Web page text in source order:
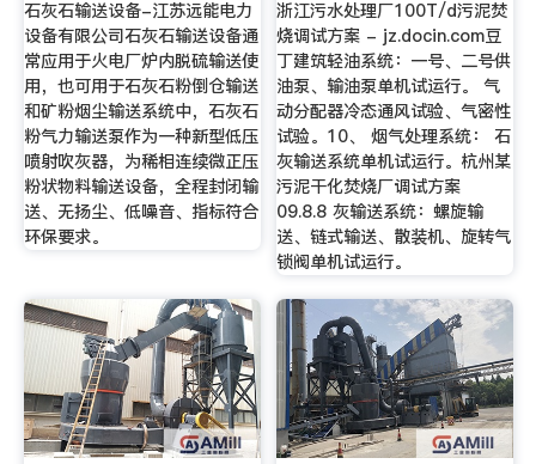
石灰石输送设备-江苏远能电力
设备有限公司石灰石输送设备通
常应用于火电厂炉内脱硫输送使
用，也可用于石灰石粉倒仓输送
和矿粉烟尘输送系统中，石灰石
粉气力输送泵作为一种新型低压
喷射吹灰器，为稀相连续微正压
粉状物料输送设备，全程封闭输
送、无扬尘、低噪音、指标符合
环保要求。
浙江污水处理厂100T/d污泥焚
烧调试方案 - jz.docin.com豆
丁建筑轻油系统：一号、二号供
油泵、输油泵单机试运行。 气
动分配器冷态通风试验、气密性
试验。10、 烟气处理系统： 石
灰输送系统单机试运行。杭州某
污泥干化焚烧厂调试方案
09.8.8 灰输送系统：螺旋输
送、链式输送、散装机、旋转气
锁阀单机试运行。